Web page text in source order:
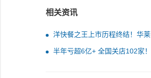
相关资讯
洋快餐之王上市历程终结！华
半年亏超6亿+ 全国关店102家